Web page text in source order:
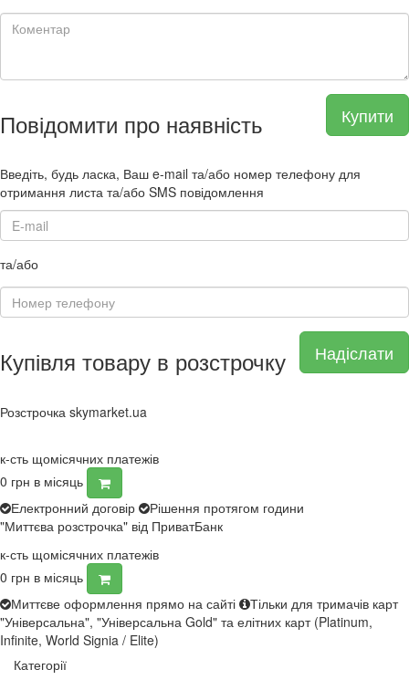
Купити
Повідомити про наявність
Введіть, будь ласка, Ваш e-mail та/або номер телефону для
отримання листа та/або SMS повідомлення
та/або
Надіслати
Купівля товару в розстрочку
Розстрочка skymarket.ua
к-сть щомісячних платежів
0 грн в місяць
Електронний договір
Рішення протягом години
"Миттєва розстрочка" від ПриватБанк
к-сть щомісячних платежів
0 грн в місяць
Миттєве оформлення прямо на сайті
Тільки для тримачів карт
"Універсальна", "Універсальна Gold" та елітних карт (Platinum,
Infinite, World Signia / Elite)
Категорії